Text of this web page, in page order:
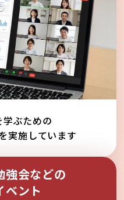
ぶための
実施しています
強会などの
ベント